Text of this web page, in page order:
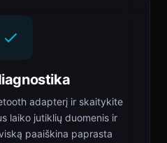
adapterį ir skaitykite
laiko jutiklių duomenis ir
paaiškina paprasta